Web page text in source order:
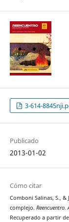
3-614-
Publicado
2013-01-02
Cómo citar
Comboni Salinas, S., &
complejo. Reencuentro.
Recuperado a partir de